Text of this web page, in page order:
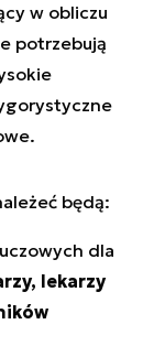
w obliczu
potrzebują
będą:
dla
lekarzy